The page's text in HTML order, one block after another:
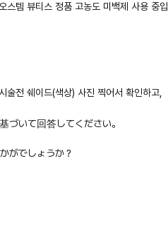
스템 뷰티스 정품 고농도 미백제 사용 중입
술전 쉐이드(색상) 사진 찍어서 확인하고,
づいて回答してください。
がでしょうか？